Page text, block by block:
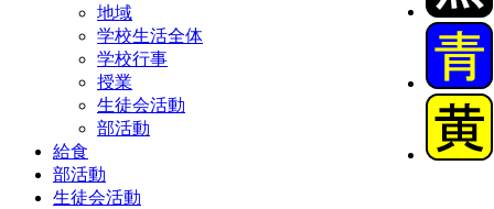
地域
学校生活全体
学校行事
授業
生徒会活動
部活動
給食
部活動
生徒会活動